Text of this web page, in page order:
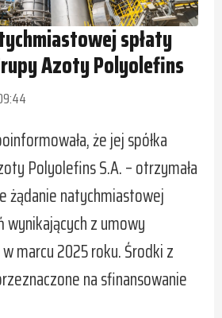
spłaty
Azoty Polyolefins
że jej spółka
Polyolefins S.A. – otrzymała
żądanie natychmiastowej
wynikających z umowy
marcu 2025 roku. Środki z
na sfinansowanie